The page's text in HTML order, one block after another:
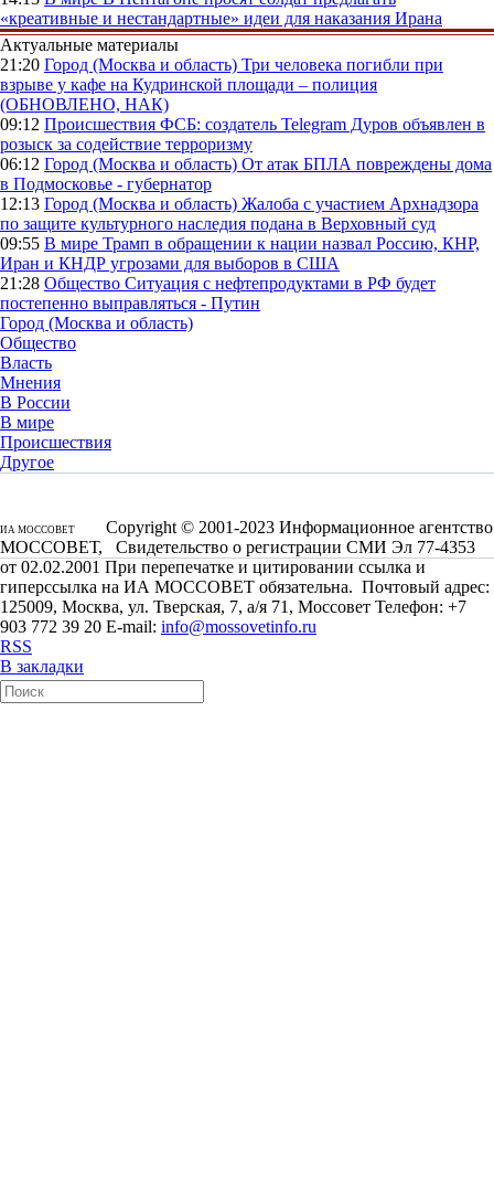
«креативные и нестандартные» идеи для наказания Ирана
Актуальные материалы
21:20 Город (Москва и область) Три человека погибли при
взрыве у кафе на Кудринской площади – полиция
(ОБНОВЛЕНО, НАК)
09:12 Происшествия ФСБ: создатель Telegram Дуров объявлен в
розыск за содействие терроризму
06:12 Город (Москва и область) От атак БПЛА повреждены дома
в Подмосковье - губернатор
12:13 Город (Москва и область) Жалоба с участием Архнадзора
по защите культурного наследия подана в Верховный суд
09:55 В мире Трамп в обращении к нации назвал Россию, КНР,
Иран и КНДР угрозами для выборов в США
21:28 Общество Ситуация с нефтепродуктами в РФ будет
постепенно выправляться - Путин
Город (Москва и область)
Общество
Власть
Мнения
В России
В мире
Происшествия
Другое
ИА МОССОВЕТ
Copyright © 2001-2023 Информационное агентство
МОССОВЕТ, Свидетельство о регистрации СМИ Эл 77-4353
от 02.02.2001 При перепечатке и цитировании ссылка и
гиперссылка на ИА МОССОВЕТ обязательна. Почтовый адрес:
125009, Москва, ул. Тверская, 7, а/я 71, Моссовет Телефон: +7
903 772 39 20 E-mail: info@mossovetinfo.ru
RSS
В закладки